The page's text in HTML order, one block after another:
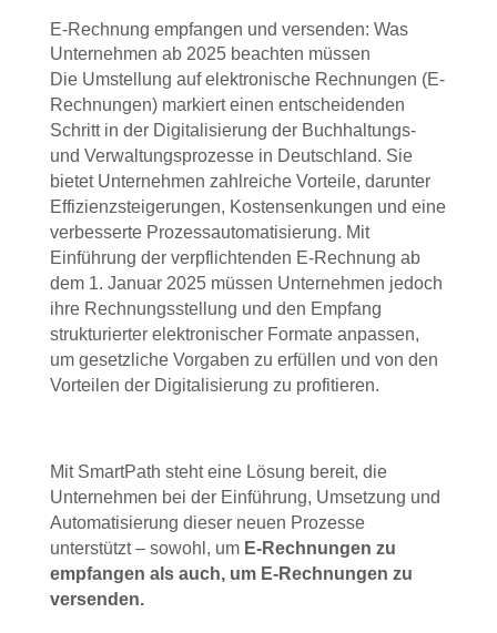
E-Rechnung empfangen und versenden: Was
Unternehmen ab 2025 beachten müssen
Die Umstellung auf elektronische Rechnungen (E-
Rechnungen) markiert einen entscheidenden
Schritt in der Digitalisierung der Buchhaltungs-
und Verwaltungsprozesse in Deutschland. Sie
bietet Unternehmen zahlreiche Vorteile, darunter
Effizienzsteigerungen, Kostensenkungen und eine
verbesserte Prozessautomatisierung. Mit
Einführung der verpflichtenden E-Rechnung ab
dem 1. Januar 2025 müssen Unternehmen jedoch
ihre Rechnungsstellung und den Empfang
strukturierter elektronischer Formate anpassen,
um gesetzliche Vorgaben zu erfüllen und von den
Vorteilen der Digitalisierung zu profitieren.
Mit SmartPath steht eine Lösung bereit, die
Unternehmen bei der Einführung, Umsetzung und
Automatisierung dieser neuen Prozesse
unterstützt – sowohl, um E-Rechnungen zu
empfangen als auch, um E-Rechnungen zu
versenden.